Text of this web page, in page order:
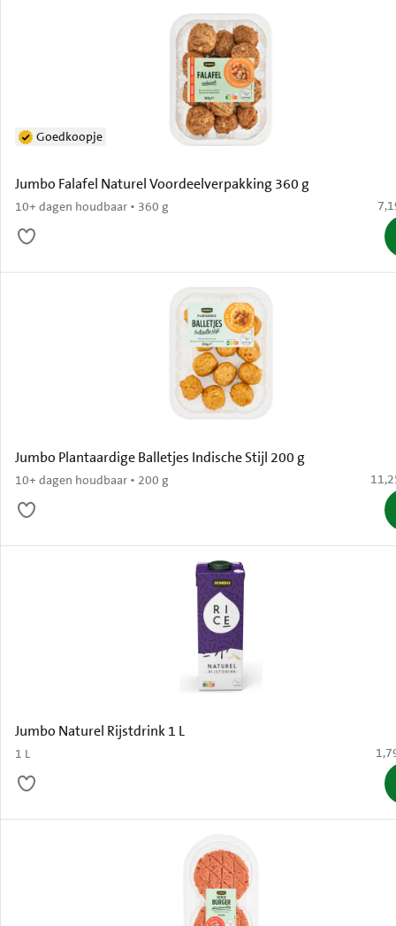
Jumbo Falafel Naturel Voordeelverpakking 360 g
10+ dagen houdbaar • 360 g
Goedkoopje
€
Jumbo Plantaardige Balletjes Indische Stijl 200 g
10+ dagen houdbaar • 200 g €
Jumbo Naturel Rijstdrink 1 L
1 L €